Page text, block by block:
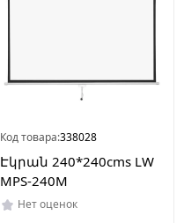
Код товара:338028
Էկրան 240*240cms LW
MPS-240M
Нет оценок